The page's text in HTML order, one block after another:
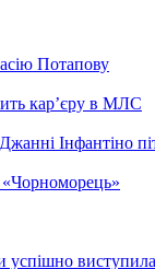
Потапову
кар’єру в МЛС
Інфантіно
«Чорноморець»
успішно